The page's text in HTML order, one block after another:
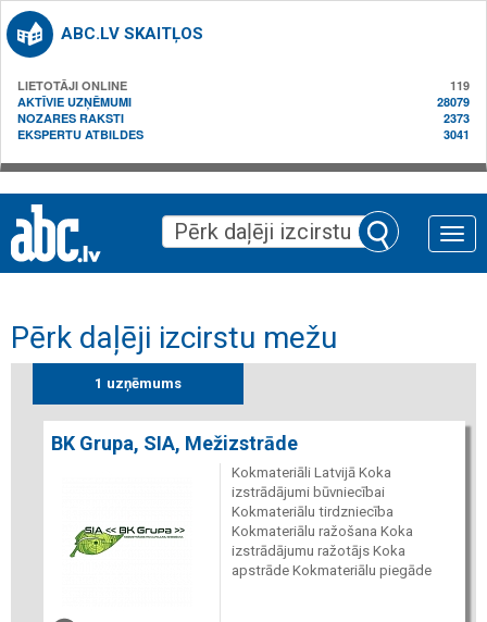
ABC.LV SKAITĻOS
LIETOTĀJI ONLINE
119
AKTĪVIE UZŅĒMUMI
28079
NOZARES RAKSTI
2373
EKSPERTU ATBILDES
3041
Toggle
Pērk daļēji izcirstu mežu
1 uzņēmums
BK Grupa, SIA, Mežizstrāde
Kokmateriāli Latvijā Koka
izstrādājumi būvniecībai
Kokmateriālu tirdzniecība
Kokmateriālu ražošana Koka
izstrādājumu ražotājs Koka
apstrāde Kokmateriālu piegāde